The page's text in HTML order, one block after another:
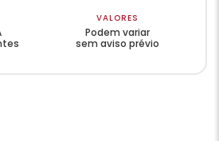
VALORES
Podem variar
sem aviso prévio